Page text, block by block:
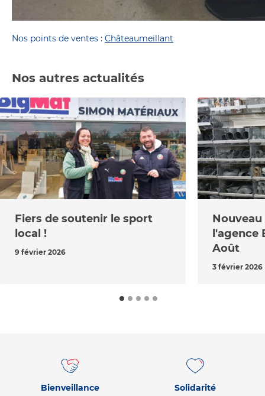
Nos points de ventes : Châteaumeillant
Nos autres actualités
Fiers de soutenir le sport
local !
9 février 2026
l'agence
Août
3 février 2026
Bienveillance Solidarité